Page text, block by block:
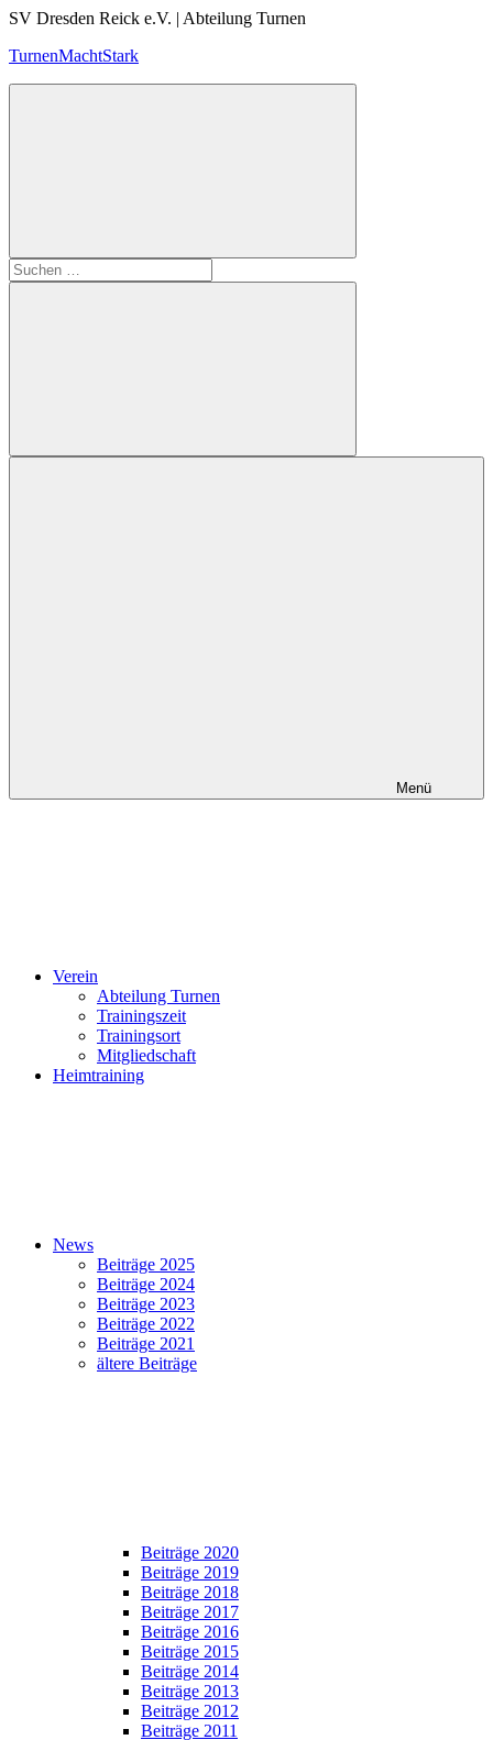
Zum
springen
SV Dresden Reick e.V. | Abteilung Turnen
TurnenMachtStark
Suchen
nach:
Suchen
Menü
Verein
Abteilung Turnen
Trainingszeit
Trainingsort
Mitgliedschaft
Heimtraining
News
Beiträge 2025
Beiträge 2024
Beiträge 2023
Beiträge 2022
Beiträge 2021
ältere Beiträge
Beiträge 2020
Beiträge 2019
Beiträge 2018
Beiträge 2017
Beiträge 2016
Beiträge 2015
Beiträge 2014
Beiträge 2013
Beiträge 2012
Beiträge 2011